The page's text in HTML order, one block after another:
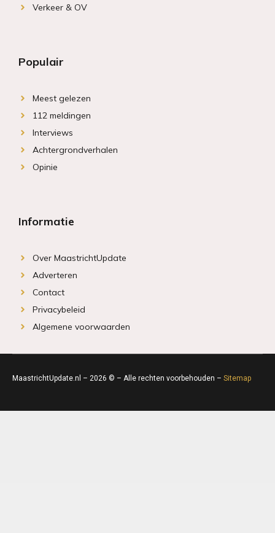
Verkeer & OV
Populair
Meest gelezen
112 meldingen
Interviews
Achtergrondverhalen
Opinie
Informatie
Over MaastrichtUpdate
Adverteren
Contact
Privacybeleid
Algemene voorwaarden
MaastrichtUpdate.nl – 2026 © – Alle rechten voorbehouden – Sitemap